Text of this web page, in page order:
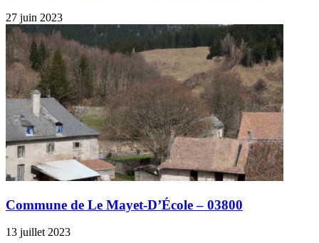
27 juin 2023
Commune de Le Mayet-D’École – 03800
13 juillet 2023